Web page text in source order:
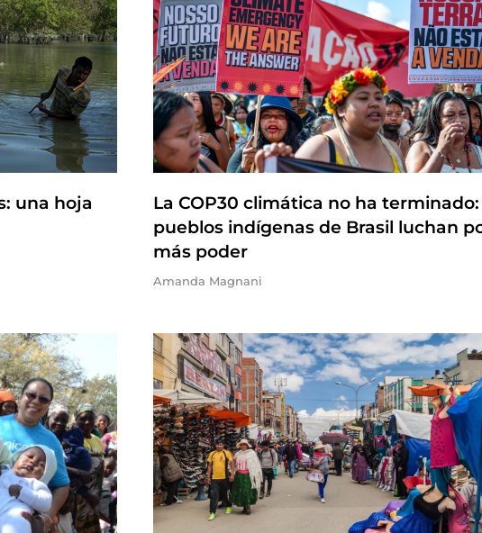
una hoja
La COP30 climática no ha terminado:
pueblos indígenas de Brasil luchan
más poder
Amanda Magnani